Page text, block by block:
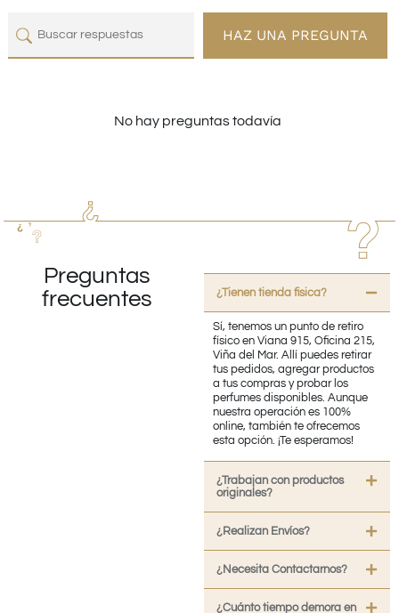
HAZ UNA PREGUNTA
No hay preguntas todavía
Preguntas
frecuentes
¿Tienen tienda fisica?
Sí, tenemos un punto de retiro
físico en Viana 915, Oficina 215,
Viña del Mar. Allí puedes retirar
tus pedidos, agregar productos
a tus compras y probar los
perfumes disponibles. Aunque
nuestra operación es 100%
online, también te ofrecemos
esta opción. ¡Te esperamos!
¿Trabajan con productos
originales?
¿Realizan Envíos?
¿Necesita Contactarnos?
¿Cuánto tiempo demora en